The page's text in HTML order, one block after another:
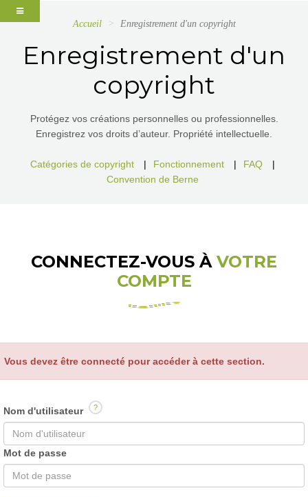
Accueil Enregistrement d'un copyright
Enregistrement d'un
copyright
Protégez vos créations personnelles ou professionnelles.
Enregistrez vos droits d’auteur. Propriété intellectuelle.
Catégories de copyright | Fonctionnement | FAQ
|
Convention de Berne
CONNECTEZ-VOUS À VOTRE
COMPTE
Vous devez être connecté pour accéder à cette section.
Nom d'utilisateur ?
Mot de passe